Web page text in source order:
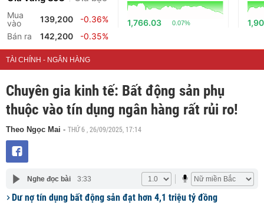
Mua
vào
139,200
-0.36%
Bán ra
142,200 -0.35%
1,766.03 0.07%
TÀI CHÍNH - NGÂN HÀNG
Chuyên gia kinh tế: Bất động sản phụ
thuộc vào tín dụng ngân hàng rất rủi ro!
Theo Ngọc Mai - THỨ 6 , 26/09/2025, 17:14
Nghe đọc bài 3:33
Dư nợ tín dụng bất động sản đạt hơn 4,1 triệu tỷ đồng